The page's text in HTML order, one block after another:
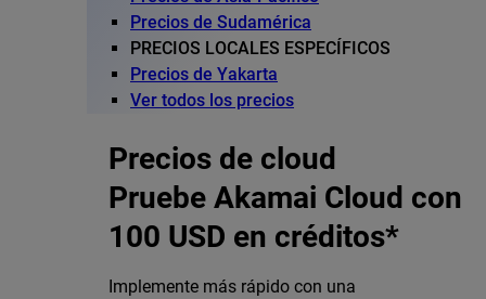
Precios de Sudamérica
PRECIOS LOCALES ESPECÍFICOS
Precios de Yakarta
Ver todos los precios
Precios de cloud
Pruebe Akamai Cloud con
100 USD en créditos*
Implemente más rápido con una